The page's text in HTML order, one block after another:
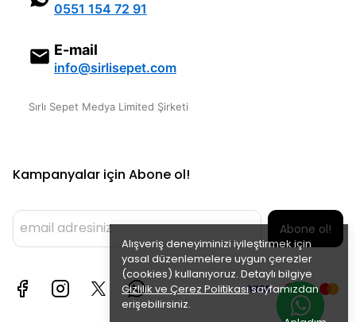
Alışveriş deneyiminizi iyileştirmek için
yasal düzenlemelere uygun çerezler
(cookies) kullanıyoruz. Detaylı bilgiye
Gizlilik ve Çerez Politikasısayfamızdan
erişebilirsiniz.
0551 154 72 91
E-mail
info@sirlisepet.com
Sırlı Sepet Medya Limited Şirketi
Kampanyalar için Abone ol!
Abone ol!